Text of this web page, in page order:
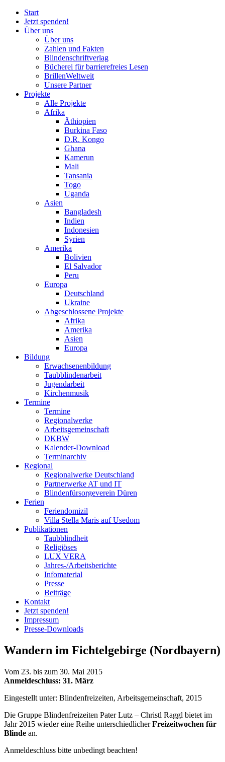
Start
Jetzt spenden!
Über uns
Über uns
Zahlen und Fakten
Blindenschriftverlag
Bücherei fürbarrierefreies Lesen
BrillenWeltweit
Unsere Partner
Projekte
Alle Projekte
Afrika
Äthiopien
Burkina Faso
D.R. Kongo
Ghana
Kamerun
Mali
Tansania
Togo
Uganda
Asien
Bangladesh
Indien
Indonesien
Syrien
Amerika
Bolivien
El Salvador
Peru
Europa
Deutschland
Ukraine
Abgeschlossene Projekte
Afrika
Amerika
Asien
Europa
Bildung
Erwachsenenbildung
Taubblindenarbeit
Jugendarbeit
Kirchenmusik
Termine
Termine
Regionalwerke
Arbeitsgemeinschaft
DKBW
Kalender-Download
Terminarchiv
Regional
Regionalwerke Deutschland
Partnerwerke AT und IT
Blindenfürsorgeverein Düren
Ferien
Feriendomizil
Villa Stella Maris auf Usedom
Publikationen
Taubblindheit
Religiöses
LUX VERA
Jahres-/​Arbeitsberichte
Infomaterial
Presse
Beiträge
Kontakt
Jetzt spenden!
Impressum
Presse-Downloads
Wandern im Fichtelgebirge (Nordbayern)
Vom 23. bis zum 30. Mai 2015
Anmeldeschluss: 31. März
Eingestellt unter: Blindenfreizeiten, Arbeitsgemeinschaft, 2015
Die Gruppe Blindenfreizeiten Pater Lutz – Christl Raggl bietet im
Jahr 2015 wieder eine Reihe unterschiedlicherFreizeitwochen für
Blinde an.
Anmeldeschluss bitte unbedingt beachten!